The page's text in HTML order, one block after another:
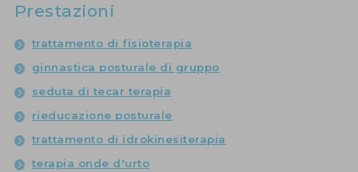
Prestazioni
trattamento di fisioterapia
ginnastica posturale di gruppo
seduta di tecar terapia
rieducazione posturale
trattamento di idrokinesiterapia
terapia onde d'urto